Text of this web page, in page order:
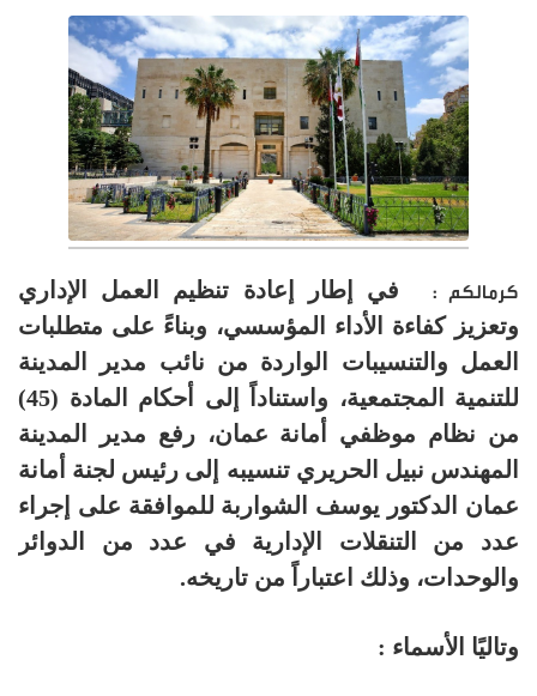
كرمالكم :
في إطار إعادة تنظيم العمل الإداري
وتعزيز كفاءة الأداء المؤسسي، وبناءً على متطلبات
العمل والتنسيبات الواردة من نائب مدير المدينة
للتنمية المجتمعية، واستناداً إلى أحكام المادة (45)
من نظام موظفي أمانة عمان، رفع مدير المدينة
المهندس نبيل الحريري تنسيبه إلى رئيس لجنة أمانة
عمان الدكتور يوسف الشواربة للموافقة على إجراء
عدد من التنقلات الإدارية في عدد من الدوائر
والوحدات، وذلك اعتباراً من تاريخه.
وتاليًا الأسماء :